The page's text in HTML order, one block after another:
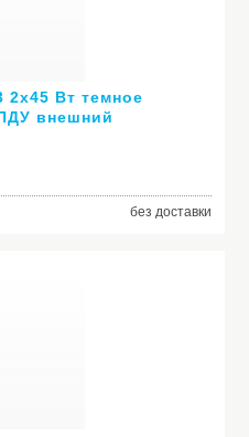
2х45 Вт темное
внешний
без доставки